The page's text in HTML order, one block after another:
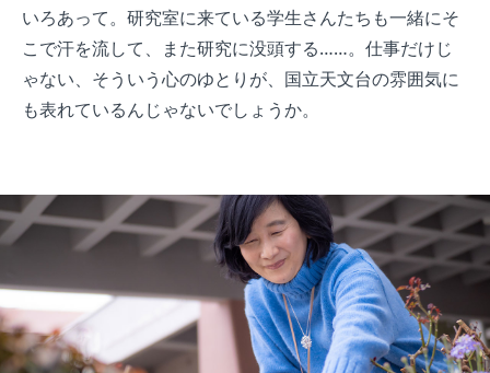
いろあって。研究室に来ている学生さんたちも一緒にそ
こで汗を流して、また研究に没頭する……。仕事だけじ
ゃない、そういう心のゆとりが、国立天文台の雰囲気に
も表れているんじゃないでしょうか。